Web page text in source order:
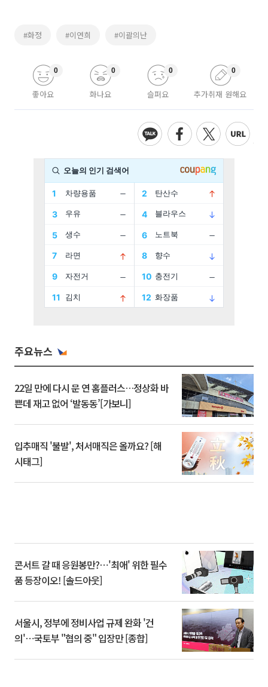
#화정 #이연희 #이괄의난
좋아요
0
화나요
0
슬퍼요
0
추가취재 원해요
0
주요뉴스
22일 만에 다시 문 연 홈플러스…정상화 바
쁜데 재고 없어 ‘발동동’[가보니]
입추매직 '불발', 처서매직은 올까요? [해
시태그]
콘서트 갈 때 응원봉만?⋯'최애' 위한 필수
품 등장이오! [솔드아웃]
서울시, 정부에 정비사업 규제 완화 '건
의'⋯국토부 "협의 중" 입장만 [종합]